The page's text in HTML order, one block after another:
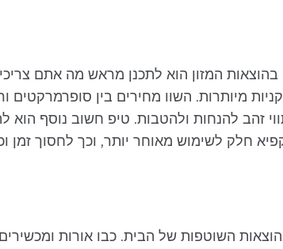
המזון הוא לתכנן מראש מה אתם
מיותרות. השוו מחירים בין סופרמרקטים
זהב להנחות ולהטבות. טיפ חשוב נוסף הוא
חלק לשימוש מאוחר יותר, וכך לחסוך זמן
השוטפות של הבית. כבו אורות